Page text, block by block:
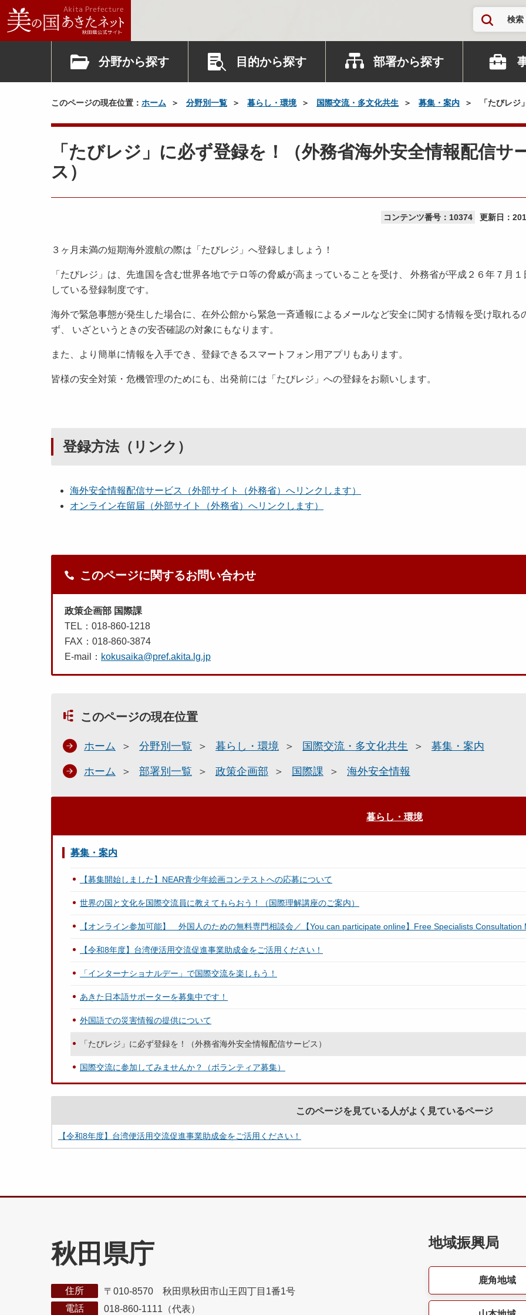
検索
分野から探す 目的から探す 部署から探す
このページの現在位置： ホーム 分野別一覧 暮らし・環境 国際交流・多文化共生 募集・案内 「たびレジ
「たびレジ」に必ず登録を！（外務省海外安全情報配信サ
ス）
コンテンツ番号：10374 更新日：
３ヶ月未満の短期海外渡航の際は「たびレジ」へ登録しましょう！
「たびレジ」は、先進国を含む世界各地でテロ等の脅威が高まっていることを受け、 外務省が平成２６年７月１
している登録制度です。
海外で緊急事態が発生した場合に、在外公館から緊急一斉通報によるメールなど安全に関する情報を受け取れる
ず、 いざというときの安否確認の対象にもなります。
また、より簡単に情報を入手でき、登録できるスマートフォン用アプリもあります。
皆様の安全対策・危機管理のためにも、出発前には「たびレジ」への登録をお願いします。
登録方法（リンク）
海外安全情報配信サービス（外部サイト（外務省）へリンクします）
オンライン在留届（外部サイト（外務省）へリンクします）
このページに関するお問い合わせ
政策企画部 国際課
TEL：018-860-1218
FAX：018-860-3874
E-mail： kokusaika@pref.akita.lg.jp
このページの現在位置
ホーム 分野別一覧 暮らし・環境 国際交流・多文化共生 募集・案内
ホーム 部署別一覧 政策企画部 国際課 海外安全情報
暮らし・環境
募集・案内
【募集開始しました】NEAR青少年絵画コンテストへの応募について
世界の国と文化を国際交流員に教えてもらおう！（国際理解講座のご案内）
【オンライン参加可能】 外国人のための無料専門相談会／【You can participate online】Free Specialists
【令和8年度】台湾便活用交流促進事業助成金をご活用ください！
「インターナショナルデー」で国際交流を楽しもう！
あきた日本語サポーターを募集中です！
外国語での災害情報の提供について
「たびレジ」に必ず登録を！（外務省海外安全情報配信サービス）
国際交流に参加してみませんか？（ボランティア募集）
このページを見ている人がよく見ているページ
【令和8年度】台湾便活用交流促進事業助成金をご活用ください！
秋田県庁
住所
〒010-8570 秋田県秋田市山王四丁目1番1号
電話
018-860-1111（代表）
地域振興局
鹿角地域